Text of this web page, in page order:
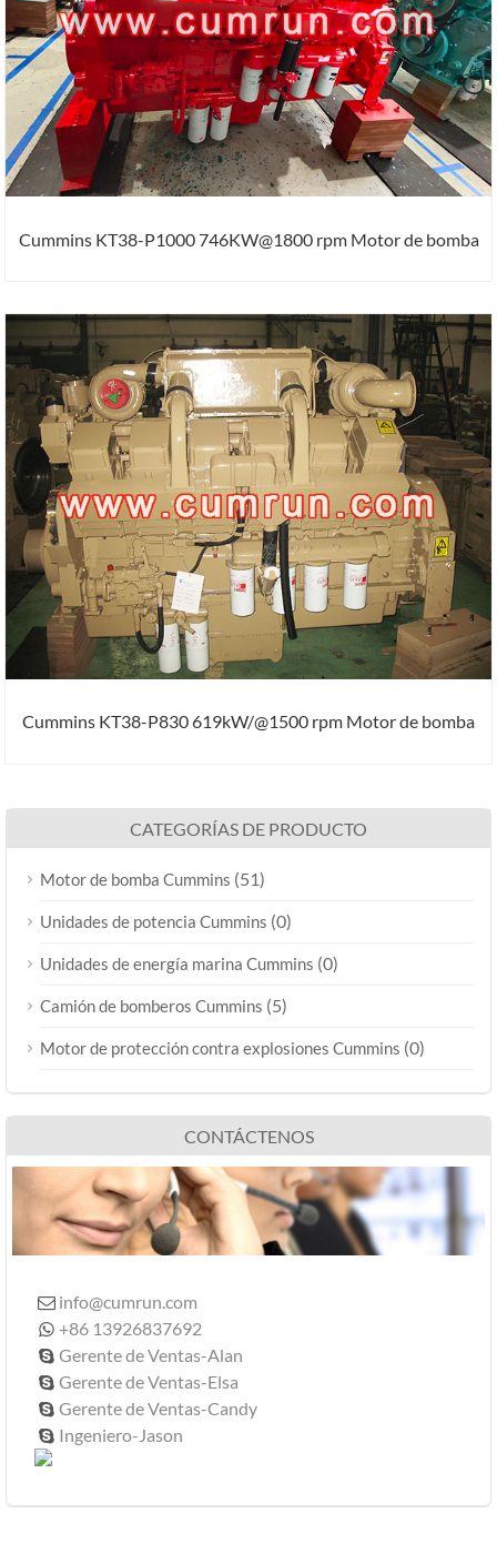
Cummins KT38-P1000 746KW@1800 rpm Motor de bomba
Cummins KT38-P830 619kW/@1500 rpm Motor de bomba
CATEGORÍAS DE PRODUCTO
Motor de bomba Cummins (51)
Unidades de potencia Cummins (0)
Unidades de energía marina Cummins (0)
Camión de bomberos Cummins (5)
Motor de protección contra explosiones Cummins (0)
CONTÁCTENOS
 info@cumrun.com
 +86 13926837692
 Gerente de Ventas-Alan
 Gerente de Ventas-Elsa
 Gerente de Ventas-Candy
 Ingeniero-Jason